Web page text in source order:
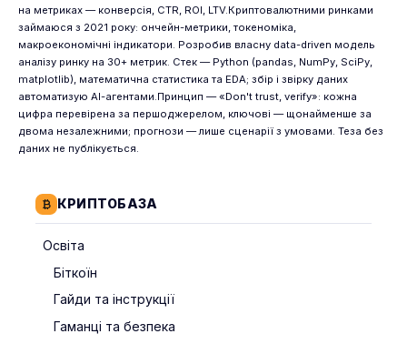
на метриках — конверсія, CTR, ROI, LTV.Криптовалютними ринками
займаюся з 2021 року: ончейн-метрики, токеноміка,
макроекономічні індикатори. Розробив власну data-driven модель
аналізу ринку на 30+ метрик. Стек — Python (pandas, NumPy, SciPy,
matplotlib), математична статистика та EDA; збір і звірку даних
автоматизую AI-агентами.Принцип — «Don't trust, verify»: кожна
цифра перевірена за першоджерелом, ключові — щонайменше за
двома незалежними; прогнози — лише сценарії з умовами. Теза без
даних не публікується.
КРИПТОБАЗА
Освіта
Біткоїн
Гайди та інструкції
Гаманці та безпека